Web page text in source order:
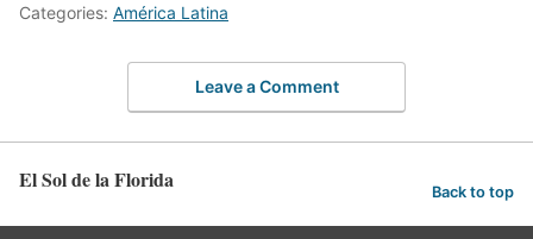
Categories: América Latina
Leave a Comment
El Sol de la Florida Back to top